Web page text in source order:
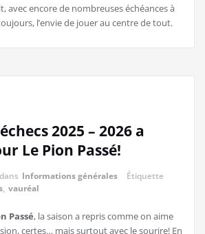
avec encore de nombreuses échéances à
l’envie de jouer au centre de tout.
2025 – 2026 a
Le Pion Passé!
dans Informations générales
Étiquette
, vauréal
Passé, la saison a repris comme on aime
certes… mais surtout avec le sourire! En